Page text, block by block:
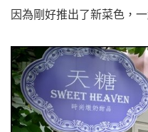
因為剛好推出了新菜色，